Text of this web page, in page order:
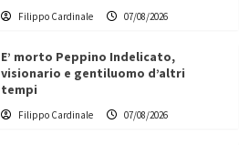
Filippo Cardinale 07/08/2026
E’ morto Peppino Indelicato,
visionario e gentiluomo d’altri
tempi
Filippo Cardinale 07/08/2026